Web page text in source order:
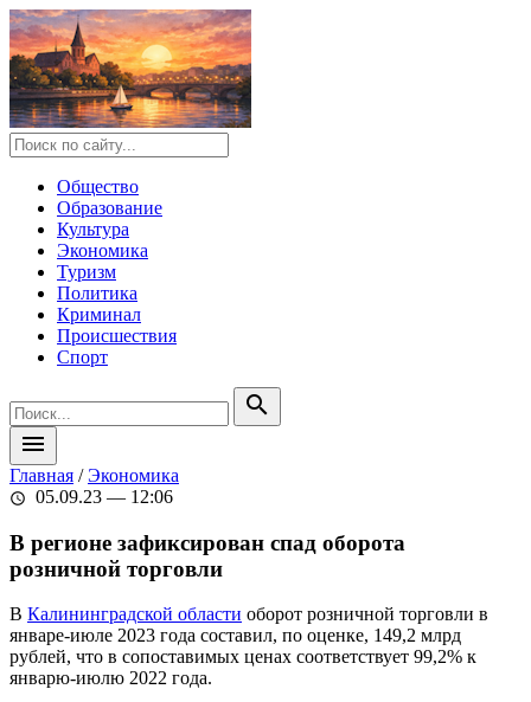
Общество
Образование
Культура
Экономика
Туризм
Политика
Криминал
Происшествия
Спорт
search
menu
Главная /Экономика
schedule 05.09.23 — 12:06
В регионе зафиксирован спад оборота
розничной торговли
В Калининградской области оборот розничной торговли в
январе-июле 2023 года составил, по оценке, 149,2 млрд
рублей, что в сопоставимых ценах соответствует 99,2% к
январю-июлю 2022 года.